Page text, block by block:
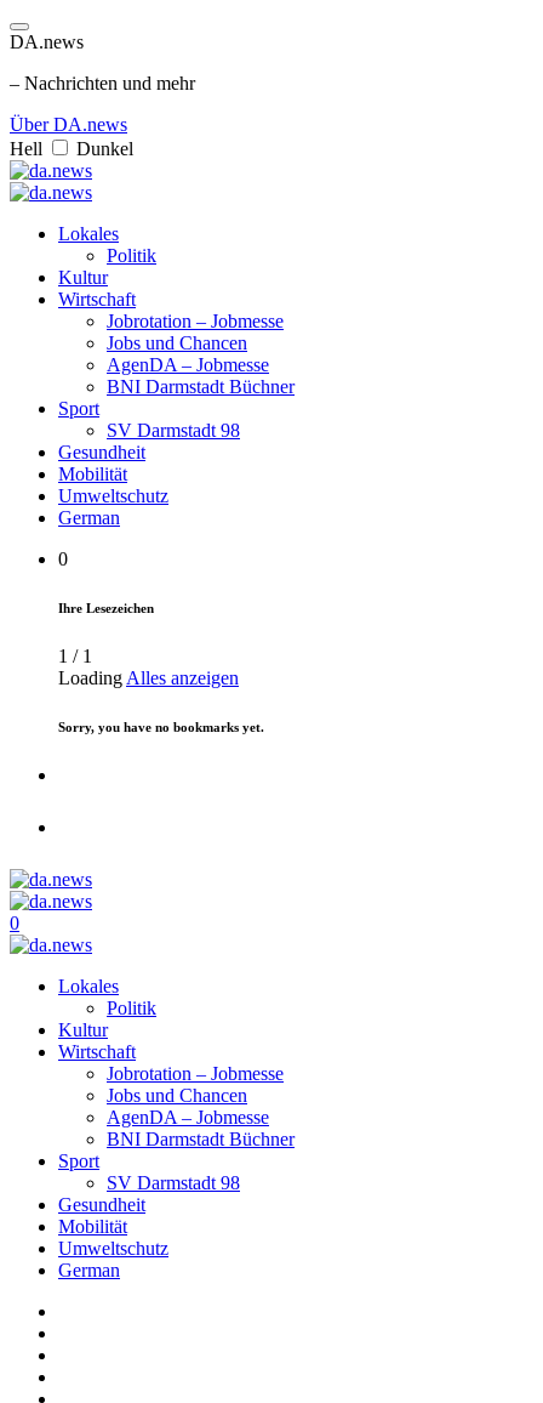
DA.news
– Nachrichten und mehr
Über DA.news
Hell
Dunkel
Lokales
Politik
Kultur
Wirtschaft
Jobrotation – Jobmesse
Jobs und Chancen
AgenDA – Jobmesse
BNI Darmstadt Büchner
Sport
SV Darmstadt 98
Gesundheit
Mobilität
Umweltschutz
German
0
Ihre Lesezeichen
1 / 1
Loading Alles anzeigen
Sorry, you have no bookmarks yet.
0
Lokales
Politik
Kultur
Wirtschaft
Jobrotation – Jobmesse
Jobs und Chancen
AgenDA – Jobmesse
BNI Darmstadt Büchner
Sport
SV Darmstadt 98
Gesundheit
Mobilität
Umweltschutz
German